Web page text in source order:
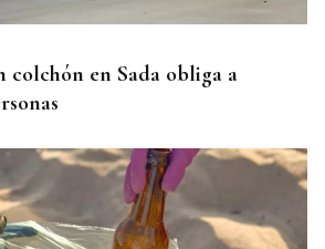
colchón en Sada obliga a